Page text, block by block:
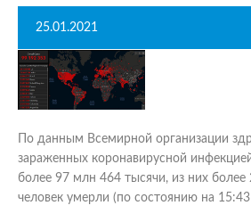
25.01.2021
По данным Всемирной организации
зараженных коронавирусной
более 97 млн 464 тысячи, из них
человек умерли (по состоянию на 15:43